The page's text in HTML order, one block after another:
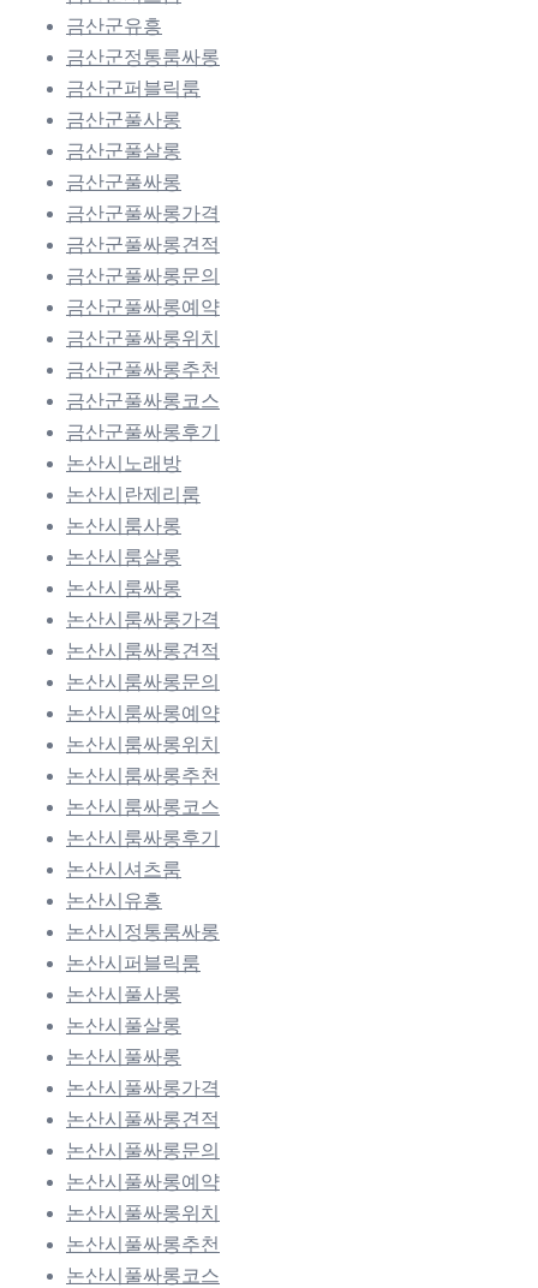
금산군유흥
금산군정통룸싸롱
금산군퍼블릭룸
금산군풀사롱
금산군풀살롱
금산군풀싸롱
금산군풀싸롱가격
금산군풀싸롱견적
금산군풀싸롱문의
금산군풀싸롱예약
금산군풀싸롱위치
금산군풀싸롱추천
금산군풀싸롱코스
금산군풀싸롱후기
논산시노래방
논산시란제리룸
논산시룸사롱
논산시룸살롱
논산시룸싸롱
논산시룸싸롱가격
논산시룸싸롱견적
논산시룸싸롱문의
논산시룸싸롱예약
논산시룸싸롱위치
논산시룸싸롱추천
논산시룸싸롱코스
논산시룸싸롱후기
논산시셔츠룸
논산시유흥
논산시정통룸싸롱
논산시퍼블릭룸
논산시풀사롱
논산시풀살롱
논산시풀싸롱
논산시풀싸롱가격
논산시풀싸롱견적
논산시풀싸롱문의
논산시풀싸롱예약
논산시풀싸롱위치
논산시풀싸롱추천
논산시풀싸롱코스